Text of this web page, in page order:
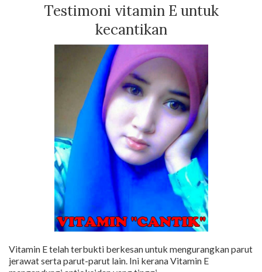
Testimoni vitamin E untuk
kecantikan
Vitamin E telah terbukti berkesan untuk mengurangkan parut
jerawat serta parut-parut lain. Ini kerana Vitamin E